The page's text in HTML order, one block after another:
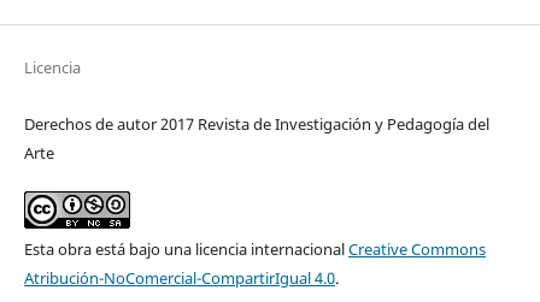
Licencia
Derechos de autor 2017 Revista de Investigación y Pedagogía del
Arte
Esta obra está bajo una licencia internacionalCreative Commons
Atribución-NoComercial-CompartirIgual 4.0.